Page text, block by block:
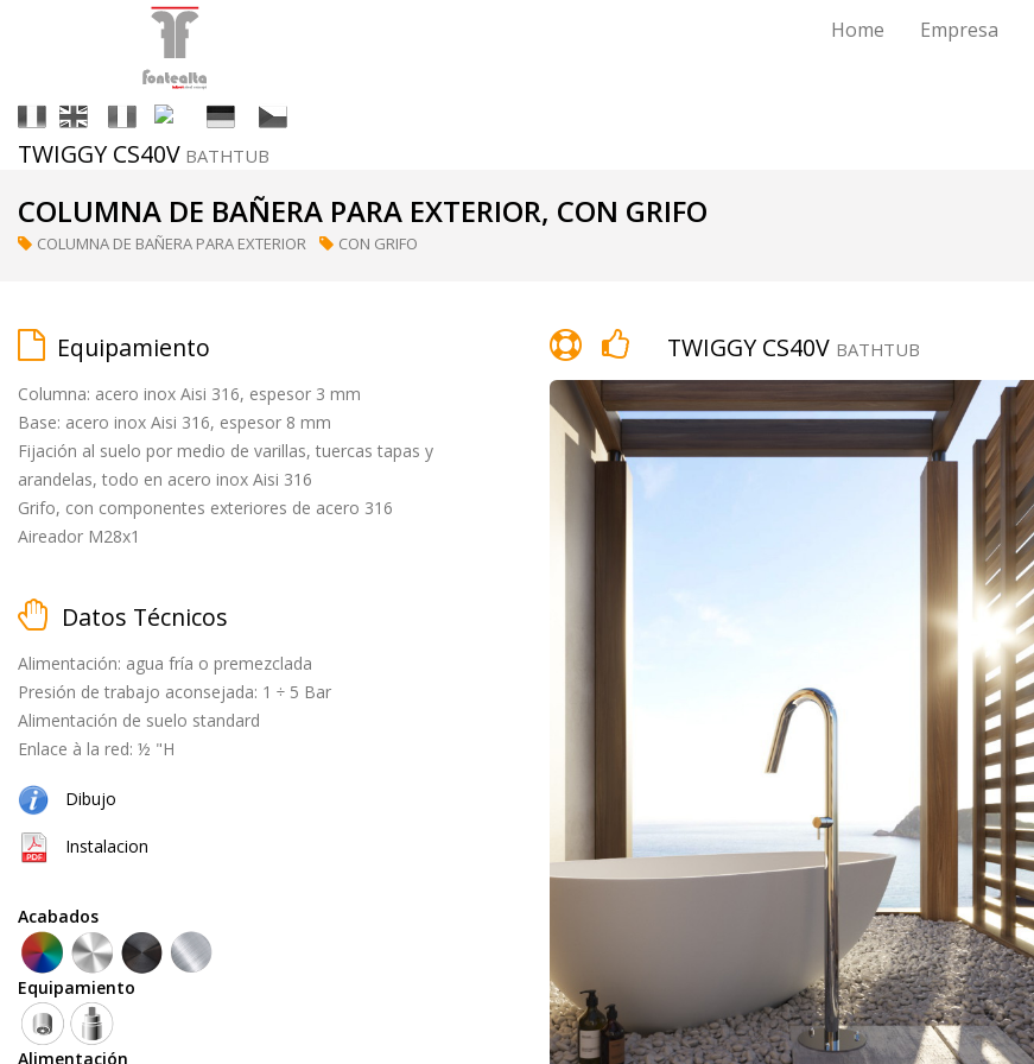
Home Empresa
petición)
supermirror
matt
black
cepillado
natural
(cobre
latón)
teleducha
grifo
TWIGGY CS40V BATHTUB
COLUMNA DE BAÑERA PARA EXTERIOR, CON GRIFO
COLUMNA DE BAÑERA PARA EXTERIOR CON GRIFO
Equipamiento
Columna: acero inox Aisi 316, espesor 3 mm
Base: acero inox Aisi 316, espesor 8 mm
Fijación al suelo por medio de varillas, tuercas tapas y
arandelas, todo en acero inox Aisi 316
Grifo, con componentes exteriores de acero 316
Aireador M28x1
Datos Técnicos
Alimentación: agua fría o premezclada
Presión de trabajo aconsejada: 1 ÷ 5 Bar
Alimentación de suelo standard
Enlace à la red: ½ "H
Dibujo
Instalacion
Acabados
Equipamiento
Alimentación
TWIGGY CS40V BATHTUB